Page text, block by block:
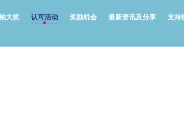
大奖 认可活动 奖励机会 最新资讯及分享 支持